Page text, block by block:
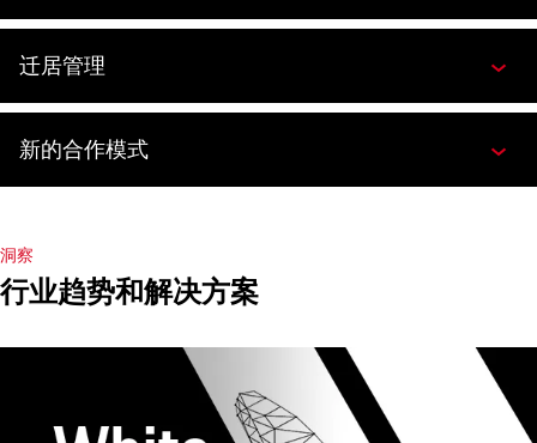
迁居管理
新的合作模式
洞察
行业趋势和解决方案